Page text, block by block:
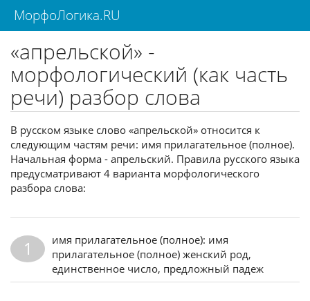
МорфоЛогика.RU
«апрельской» -
морфологический (как часть
речи) разбор слова
В русском языке слово «апрельской» относится к
следующим частям речи: имя прилагательное (полное).
Начальная форма - апрельский. Правила русского языка
предусматривают 4 варианта морфологического
разбора слова:
1
имя прилагательное (полное): имя
прилагательное (полное) женский род,
единственное число, предложный падеж